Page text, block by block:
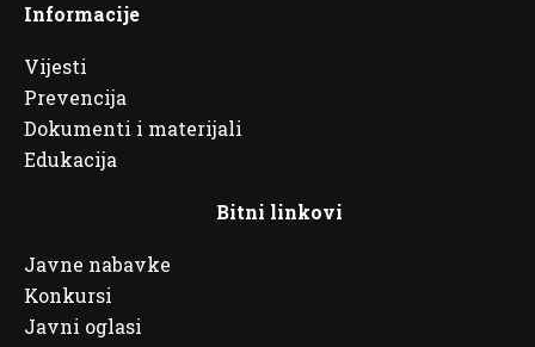
Informacije
Vijesti
Prevencija
Dokumenti i materijali
Edukacija
Bitni linkovi
Javne nabavke
Konkursi
Javni oglasi